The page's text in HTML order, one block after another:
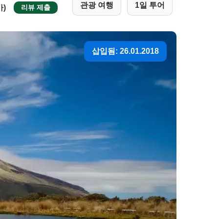
) 리뷰 제출 관광 여행 1일 투어
삽입됨: 26.01.2018